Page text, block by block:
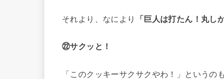
それより、なにより 「巨人は打たん！丸し
㉒サクッと！
「このクッキーサクサクやわ！」という